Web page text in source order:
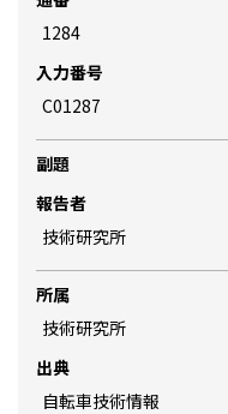
1284
入力番号
C01287
副題
報告者
技術研究所
所属
技術研究所
出典
自転車技術情報